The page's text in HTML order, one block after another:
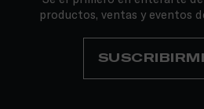
productos, ventas y eventos